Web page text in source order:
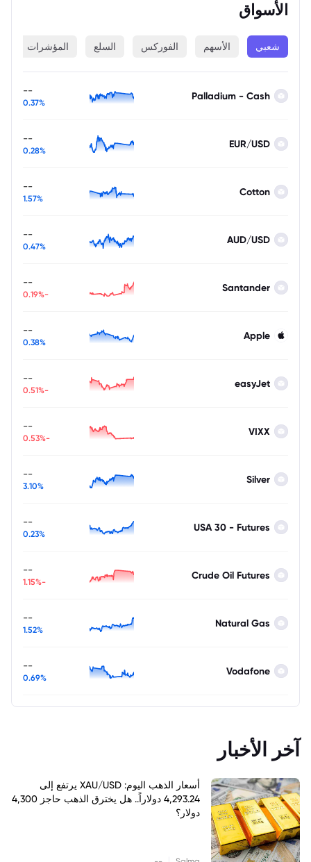
الأسواق
شعبي الأسهم الفوركس السلع المؤشرات
Palladium - Cash
--
0.37%
EUR/USD
--
0.28%
Cotton
--
1.57%
AUD/USD
--
0.47%
Santander
--
-0.19%
Apple
--
0.38%
easyJet
--
-0.51%
VIXX
--
-0.53%
Silver
--
3.10%
USA 30 - Futures
--
0.23%
Crude Oil Futures
--
-1.15%
Natural Gas
--
1.52%
Vodafone
--
0.69%
آخر الأخبار
أسعار الذهب اليوم: XAU/USD يرتفع إلى
4,293.24 دولاراً.. هل يخترق الذهب حاجز 4,300
دولار؟